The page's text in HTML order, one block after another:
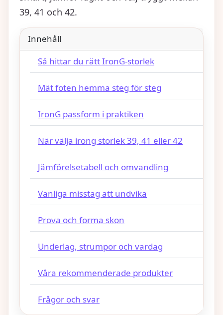
39, 41 och 42.
Innehåll
Så hittar du rätt IronG-storlek
Mät foten hemma steg för steg
IronG passform i praktiken
När välja irong storlek 39, 41 eller 42
Jämförelsetabell och omvandling
Vanliga misstag att undvika
Prova och forma skon
Underlag, strumpor och vardag
Våra rekommenderade produkter
Frågor och svar